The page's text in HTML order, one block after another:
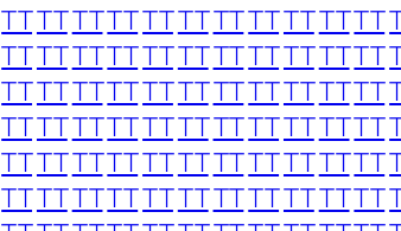
TTTTTTTTTTTTTTTTTTTTTT
TTTTTTTTTTTTTTTTTTTTTT
TTTTTTTTTTTTTTTTTTTTTT
TTTTTTTTTTTTTTTTTTTTTT
TTTTTTTTTTTTTTTTTTTTTT
TTTTTTTTTTTTTTTTTTTTTT